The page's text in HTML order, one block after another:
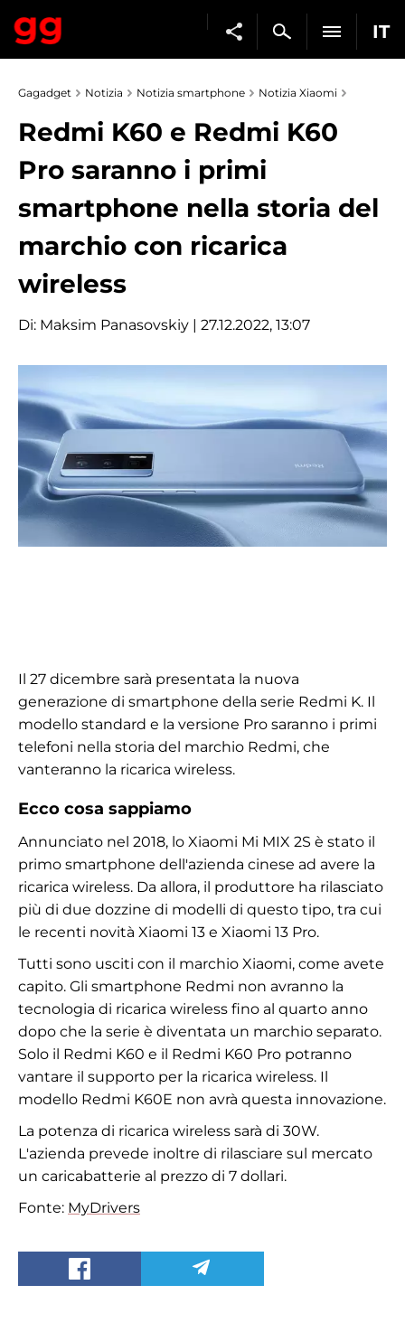
IT
Gagadget Notizia Notizia smartphone Notizia Xiaomi
Redmi K60 e Redmi K60
Pro saranno i primi
smartphone nella storia del
marchio con ricarica
wireless
Di: Maksim Panasovskiy | 27.12.2022, 13:07
Il 27 dicembre sarà presentata la nuova
generazione di smartphone della serie Redmi K. Il
modello standard e la versione Pro saranno i primi
telefoni nella storia del marchio Redmi, che
vanteranno la ricarica wireless.
Ecco cosa sappiamo
Annunciato nel 2018, lo Xiaomi Mi MIX 2S è stato il
primo smartphone dell'azienda cinese ad avere la
ricarica wireless. Da allora, il produttore ha rilasciato
più di due dozzine di modelli di questo tipo, tra cui
le recenti novità Xiaomi 13 e Xiaomi 13 Pro.
Tutti sono usciti con il marchio Xiaomi, come avete
capito. Gli smartphone Redmi non avranno la
tecnologia di ricarica wireless fino al quarto anno
dopo che la serie è diventata un marchio separato.
Solo il Redmi K60 e il Redmi K60 Pro potranno
vantare il supporto per la ricarica wireless. Il
modello Redmi K60E non avrà questa innovazione.
La potenza di ricarica wireless sarà di 30W.
L'azienda prevede inoltre di rilasciare sul mercato
un caricabatterie al prezzo di 7 dollari.
Fonte: MyDrivers